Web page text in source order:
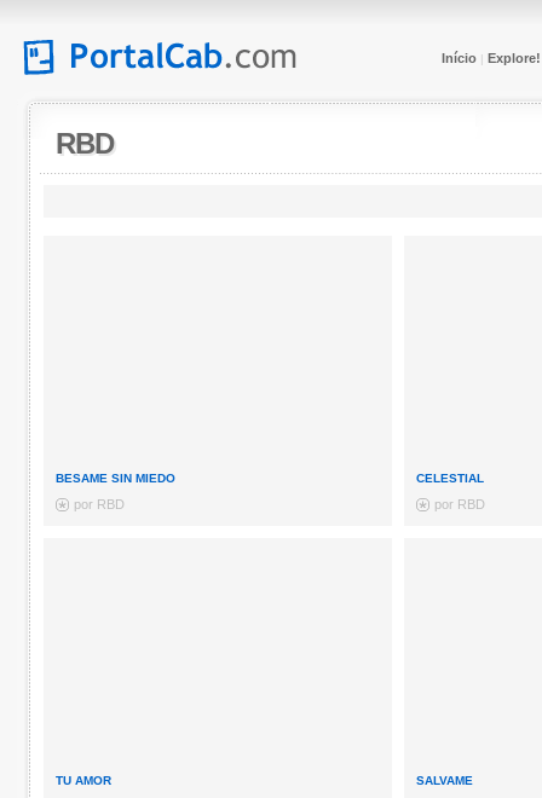
Início| Explore!
RBD
BESAME SIN MIEDO
por RBD
CELESTIAL
por RBD
TU AMOR SALVAME